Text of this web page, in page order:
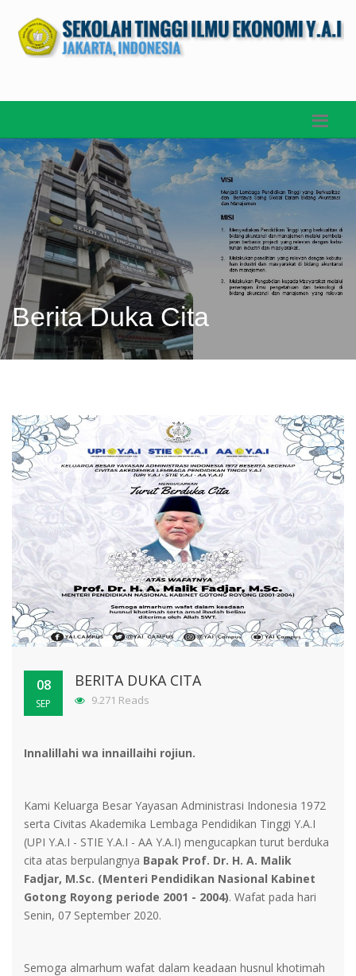
Berita Duka Cita
08
SEP
BERITA DUKA CITA
9.271 Reads
Innalillahi wa innaillaihi rojiun.
Kami Keluarga Besar Yayasan Administrasi Indonesia 1972
serta Civitas Akademika Lembaga Pendidikan Tinggi Y.A.I
(UPI Y.A.I - STIE Y.A.I - AA Y.A.I) mengucapkan turut berduka
cita atas berpulangnya Bapak Prof. Dr. H. A. Malik
Fadjar, M.Sc. (Menteri Pendidikan Nasional Kabinet
Gotong Royong periode 2001 - 2004). Wafat pada hari
Senin, 07 September 2020.
Semoga almarhum wafat dalam keadaan husnul khotimah